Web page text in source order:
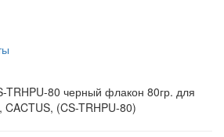
TRHPU-80 черный флакон 80гр. для
CACTUS, (CS-TRHPU-80)